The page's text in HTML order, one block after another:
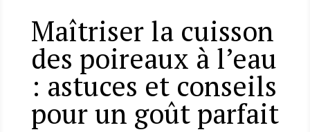
Maîtriser la cuisson
des poireaux à l’eau
: astuces et conseils
pour un goût parfait